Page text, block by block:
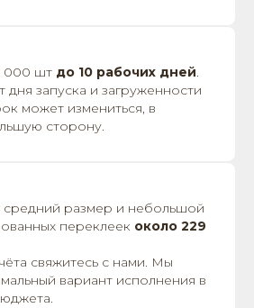
000 шт до 10 рабочих дней.
дня запуска и загруженности
может измениться, в
сторону.
средний размер и небольшой
переклеек около 229
свяжитесь с нами. Мы
вариант исполнения в